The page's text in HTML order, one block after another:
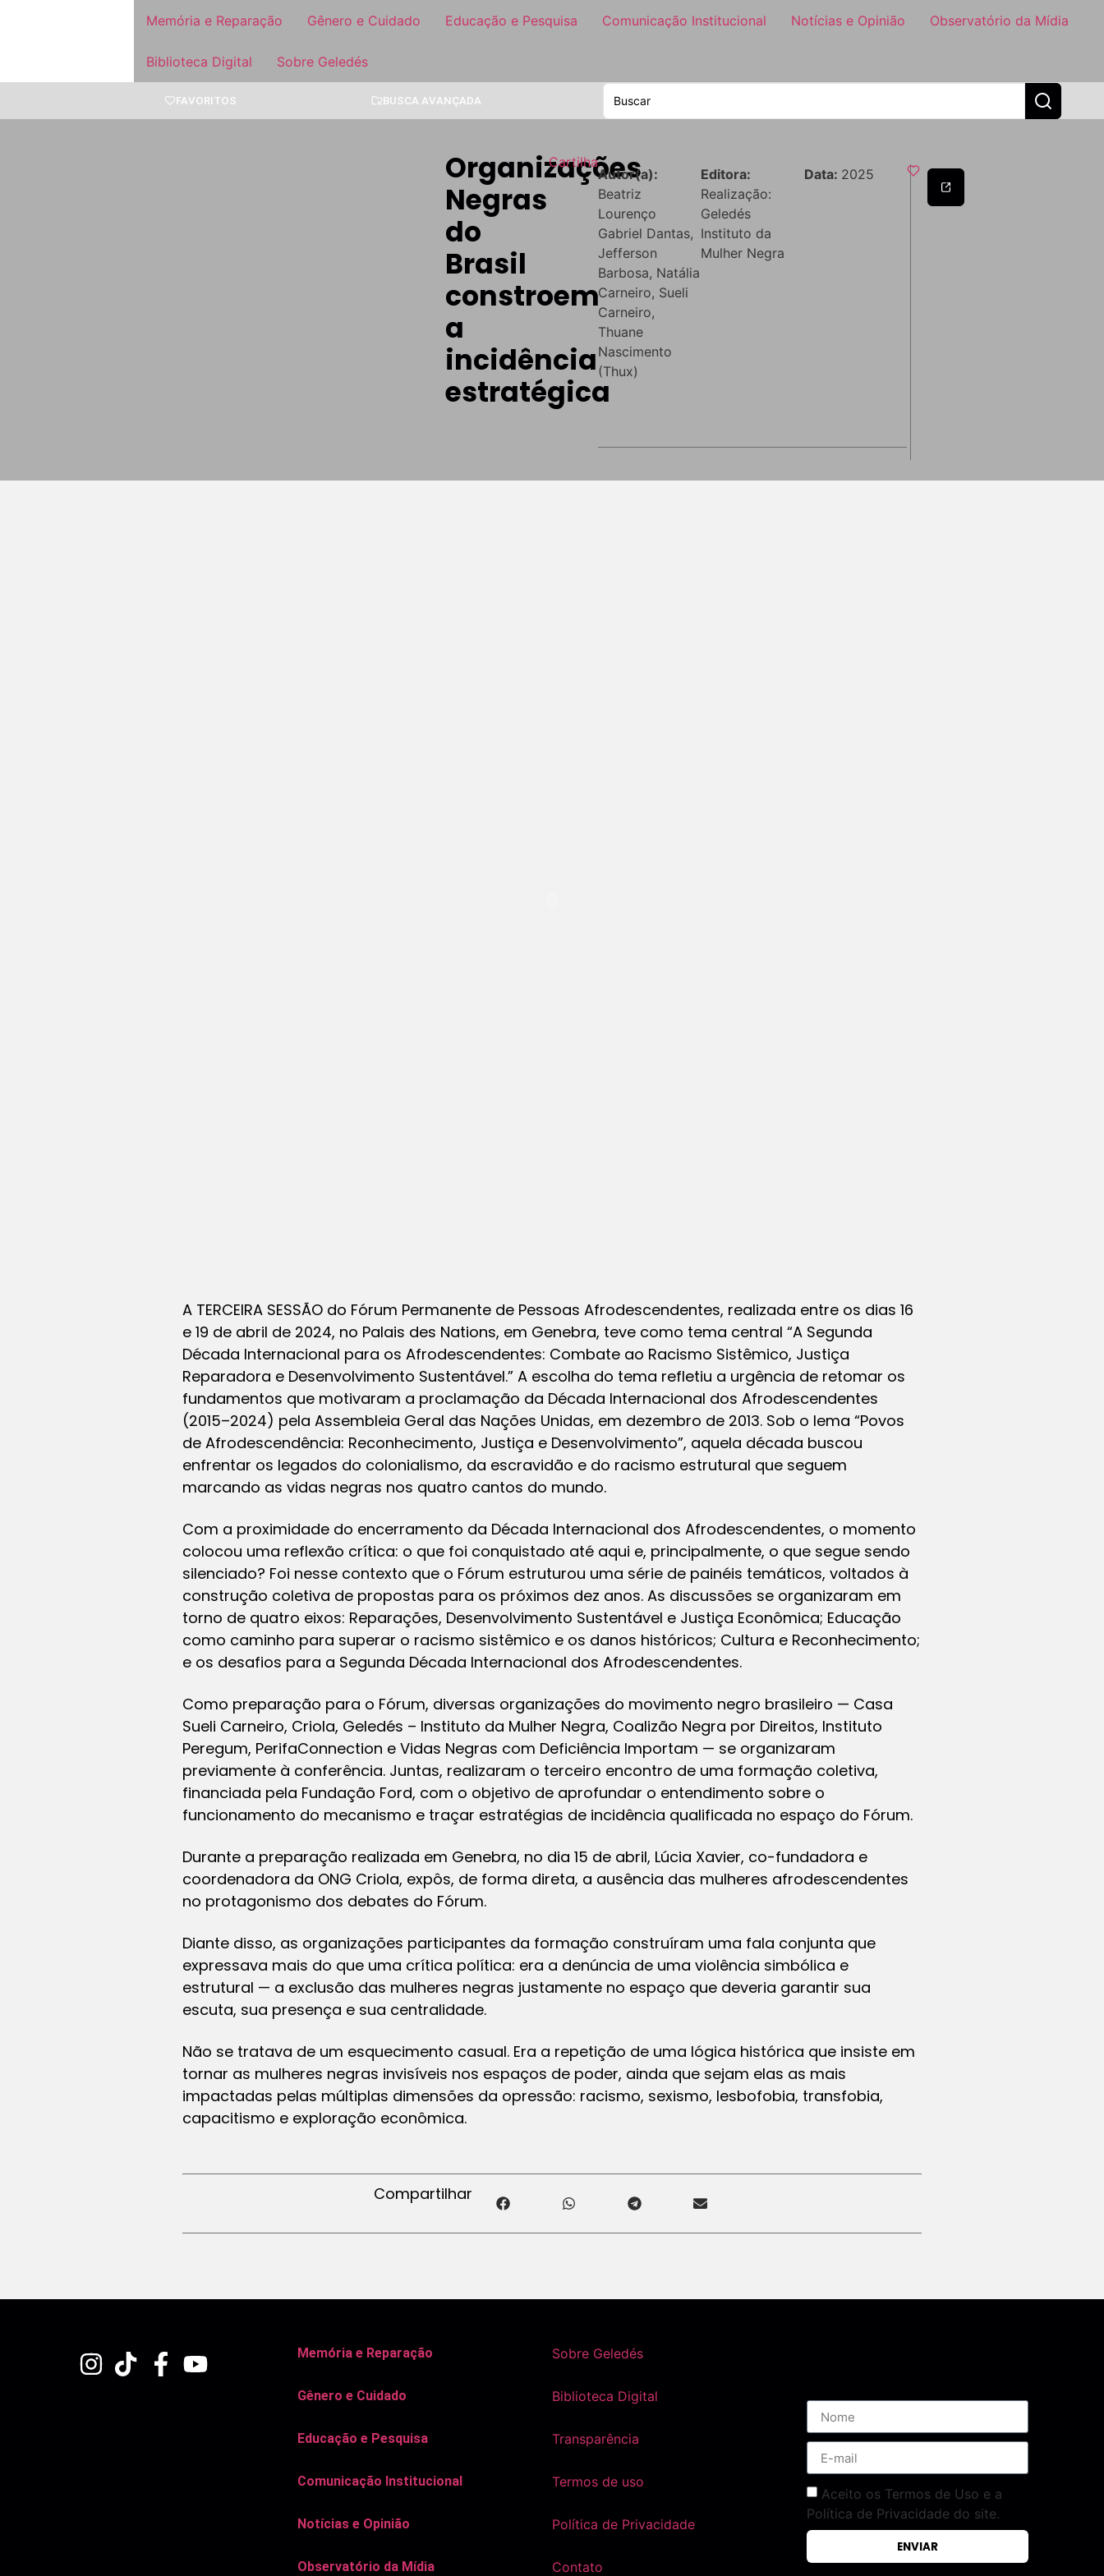
Memória e Reparação Gênero e Cuidado Educação e Pesquisa Comunicação Institucional Notícias e Opinião Observatório da Mídia
Biblioteca Digital Sobre Geledés
FAVORITOS BUSCA AVANÇADA
Organizações
Negras
do
Brasil
constroem
a
incidência
estratégica
Cartilha
Autor(a):
Beatriz
Lourenço
Gabriel Dantas,
Jefferson
Barbosa, Natália
Carneiro, Sueli
Carneiro,
Thuane
Nascimento
(Thux)
Editora:
Realização:
Geledés
Instituto da
Mulher Negra
Data: 2025
A TERCEIRA SESSÃO do Fórum Permanente de Pessoas Afrodescendentes, realizada entre os dias 16
e 19 de abril de 2024, no Palais des Nations, em Genebra, teve como tema central “A Segunda
Década Internacional para os Afrodescendentes: Combate ao Racismo Sistêmico, Justiça
Reparadora e Desenvolvimento Sustentável.” A escolha do tema refletiu a urgência de retomar os
fundamentos que motivaram a proclamação da Década Internacional dos Afrodescendentes
(2015–2024) pela Assembleia Geral das Nações Unidas, em dezembro de 2013. Sob o lema “Povos
de Afrodescendência: Reconhecimento, Justiça e Desenvolvimento”, aquela década buscou
enfrentar os legados do colonialismo, da escravidão e do racismo estrutural que seguem
marcando as vidas negras nos quatro cantos do mundo.
Com a proximidade do encerramento da Década Internacional dos Afrodescendentes, o momento
colocou uma reflexão crítica: o que foi conquistado até aqui e, principalmente, o que segue sendo
silenciado? Foi nesse contexto que o Fórum estruturou uma série de painéis temáticos, voltados à
construção coletiva de propostas para os próximos dez anos. As discussões se organizaram em
torno de quatro eixos: Reparações, Desenvolvimento Sustentável e Justiça Econômica; Educação
como caminho para superar o racismo sistêmico e os danos históricos; Cultura e Reconhecimento;
e os desafios para a Segunda Década Internacional dos Afrodescendentes.
Como preparação para o Fórum, diversas organizações do movimento negro brasileiro — Casa
Sueli Carneiro, Criola, Geledés – Instituto da Mulher Negra, Coalizão Negra por Direitos, Instituto
Peregum, PerifaConnection e Vidas Negras com Deficiência Importam — se organizaram
previamente à conferência. Juntas, realizaram o terceiro encontro de uma formação coletiva,
financiada pela Fundação Ford, com o objetivo de aprofundar o entendimento sobre o
funcionamento do mecanismo e traçar estratégias de incidência qualificada no espaço do Fórum.
Durante a preparação realizada em Genebra, no dia 15 de abril, Lúcia Xavier, co-fundadora e
coordenadora da ONG Criola, expôs, de forma direta, a ausência das mulheres afrodescendentes
no protagonismo dos debates do Fórum.
Diante disso, as organizações participantes da formação construíram uma fala conjunta que
expressava mais do que uma crítica política: era a denúncia de uma violência simbólica e
estrutural — a exclusão das mulheres negras justamente no espaço que deveria garantir sua
escuta, sua presença e sua centralidade.
Não se tratava de um esquecimento casual. Era a repetição de uma lógica histórica que insiste em
tornar as mulheres negras invisíveis nos espaços de poder, ainda que sejam elas as mais
impactadas pelas múltiplas dimensões da opressão: racismo, sexismo, lesbofobia, transfobia,
capacitismo e exploração econômica.
Compartilhar
Memória e Reparação
Gênero e Cuidado
Educação e Pesquisa
Comunicação Institucional
Notícias e Opinião
Observatório da Mídia
Sobre Geledés
Biblioteca Digital
Transparência
Termos de uso
Política de Privacidade
Contato
Aceito os Termos de Uso e a
Política de Privacidade do site.
ENVIAR